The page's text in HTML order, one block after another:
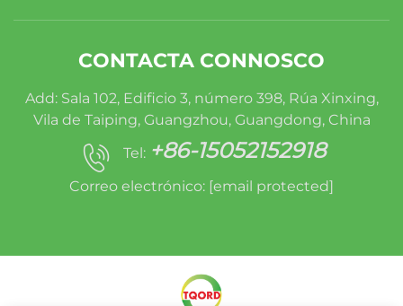
CONTACTA CONNOSCO
Add: Sala 102, Edificio 3, número 398, Rúa Xinxing,
Vila de Taiping, Guangzhou, Guangdong, China
Tel: +86-15052152918
Correo electrónico: [email protected]